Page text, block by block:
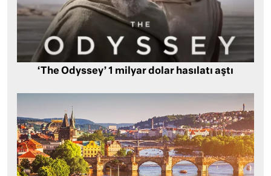
‘The Odyssey’ 1 milyar dolar hasılatı aştı